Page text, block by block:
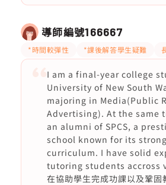
導師編號166667
*時間較彈性 *課後解答學生疑難
I am a final-year college
University of New South
majoring in Media(Public
Advertising). At the same
an alumni of SPCS, a
school known for its
curriculum. I have solid
tutoring students accross
在協助學生完成功課以及鞏固